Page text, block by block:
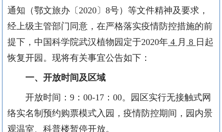
通知（鄂文旅办〔2020〕 8号）等文件精神及要求，
经上级主管部门同意，在严格落实疫情防控措施的前
提下，中国科学院武汉植物园定于2020年 4 月 8 日起
恢复开园。现将有关事宜公告如下：
一、 开放时间及区域
开放时间： 9 ： 00-17 ： 00。园区实行无接触式网
络实名制预约购票模式入园，疫情防控期间，园内景
观温室、科普楼暂停开放。